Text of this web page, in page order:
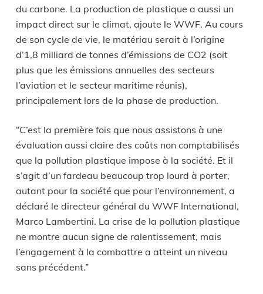
du carbone. La production de plastique a aussi un
impact direct sur le climat, ajoute le WWF. Au cours
de son cycle de vie, le matériau serait à l’origine
d’1,8 milliard de tonnes d’émissions de CO2 (soit
plus que les émissions annuelles des secteurs
l’aviation et le secteur maritime réunis),
principalement lors de la phase de production.
“C’est la première fois que nous assistons à une
évaluation aussi claire des coûts non comptabilisés
que la pollution plastique impose à la société. Et il
s’agit d’un fardeau beaucoup trop lourd à porter,
autant pour la société que pour l’environnement, a
déclaré le directeur général du WWF International,
Marco Lambertini. La crise de la pollution plastique
ne montre aucun signe de ralentissement, mais
l’engagement à la combattre a atteint un niveau
sans précédent.”